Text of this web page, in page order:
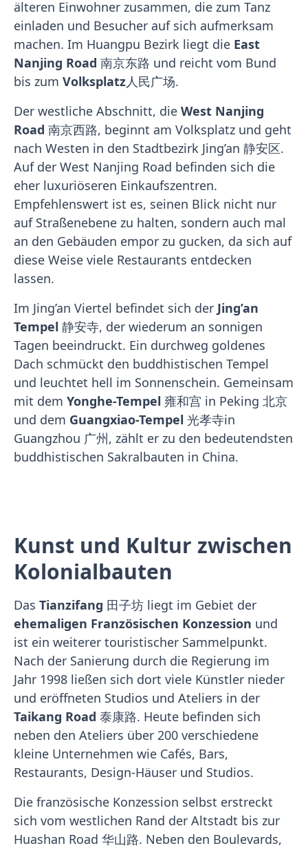
älteren Einwohner zusammen, die zum Tanz
einladen und Besucher auf sich aufmerksam
machen. Im Huangpu Bezirk liegt die East
Nanjing Road 南京东路 und reicht vom Bund
bis zum Volksplatz人民广场.
Der westliche Abschnitt, die West Nanjing
Road 南京西路, beginnt am Volksplatz und geht
nach Westen in den Stadtbezirk Jing’an 静安区.
Auf der West Nanjing Road befinden sich die
eher luxuriöseren Einkaufszentren.
Empfehlenswert ist es, seinen Blick nicht nur
auf Straßenebene zu halten, sondern auch mal
an den Gebäuden empor zu gucken, da sich auf
diese Weise viele Restaurants entdecken
lassen.
Im Jing’an Viertel befindet sich der Jing’an
Tempel 静安寺, der wiederum an sonnigen
Tagen beeindruckt. Ein durchweg goldenes
Dach schmückt den buddhistischen Tempel
und leuchtet hell im Sonnenschein. Gemeinsam
mit dem Yonghe-Tempel 雍和宫 in Peking 北京
und dem Guangxiao-Tempel 光孝寺in
Guangzhou 广州, zählt er zu den bedeutendsten
buddhistischen Sakralbauten in China.
Kunst und Kultur zwischen
Kolonialbauten
Das Tianzifang 田子坊 liegt im Gebiet der
ehemaligen Französischen Konzession und
ist ein weiterer touristischer Sammelpunkt.
Nach der Sanierung durch die Regierung im
Jahr 1998 ließen sich dort viele Künstler nieder
und eröffneten Studios und Ateliers in der
Taikang Road 泰康路. Heute befinden sich
neben den Ateliers über 200 verschiedene
kleine Unternehmen wie Cafés, Bars,
Restaurants, Design-Häuser und Studios.
Die französische Konzession selbst erstreckt
sich vom westlichen Rand der Altstadt bis zur
Huashan Road 华山路. Neben den Boulevards,